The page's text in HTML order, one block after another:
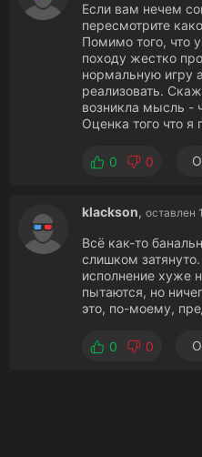
Если вам нечем
пересмотрите
Помимо того, что
походу жестко
нормальную игру
реализовать.
возникла мысль -
Оценка того что я
0 0
klackson, оставлен
Всё как-то
слишком
исполнение хуже
пытаются, но
это, по-моему,
0 0